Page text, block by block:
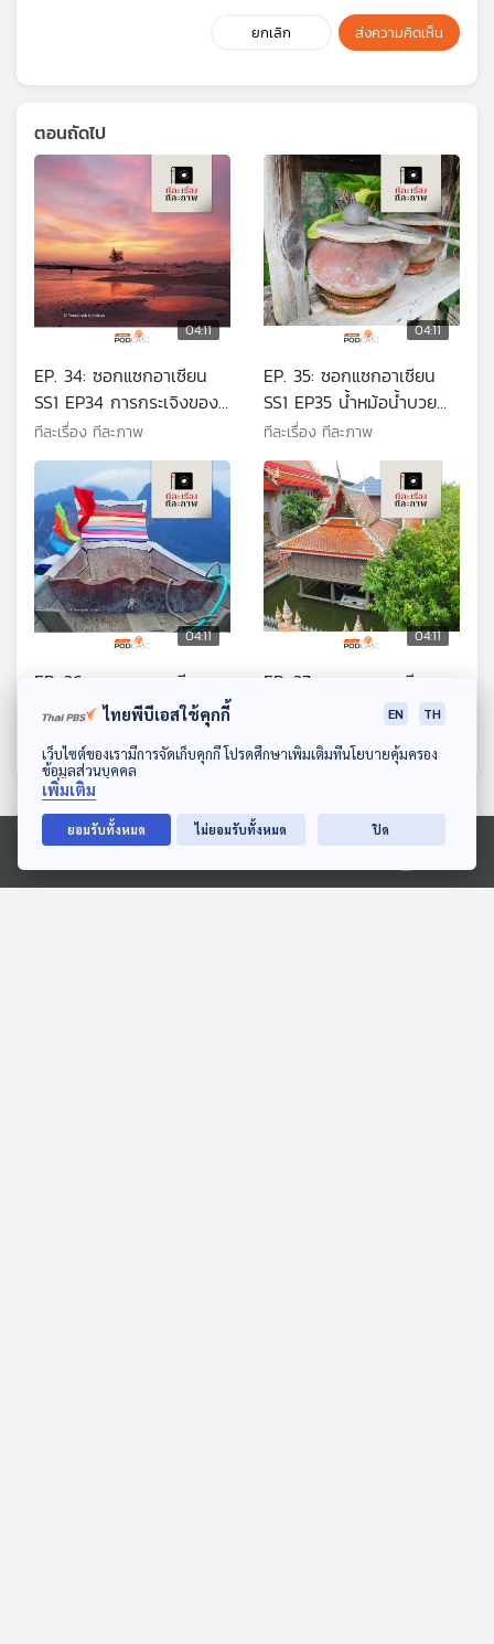
ดาวน์โหลด Thai PBS Podcast Application
Ⓒ 2020 องค์การกระจายเสียงและแพร่ภาพสาธารณะแห่งประเทศไทย
ยกเลิก ส่งความคิดเห็น
ตอนถัดไป
04:11
EP. 34: ซอกแซกอาเซียน
SS1 EP34 การกระเจิงของ
แสงที่กระบี่
ทีละเรื่อง ทีละภาพ
04:11
EP. 35: ซอกแซกอาเซียน
SS1 EP35 น้ำหม้อน้ำบวย
กุศโลบายจาวเหนือ
ทีละเรื่อง ทีละภาพ
04:11
EP. 36: ซอกแซกอาเซียน
SS1 EP36 แม่ย่านาง แม่ย่า
04:11
EP. 37: ซอกแซกอาเซียน
SS1 EP37 หอไตร ทำไมต้อง
ตอนที่เกี่ยวข้อง
ไทยพีบีเอสใช้คุกกี้ EN TH
เว็บไซต์ของเรามีการจัดเก็บคุกกี้ โปรดศึกษาเพิ่มเติมที่นโยบายคุ้มครอง
ข้อมูลส่วนบุคคล
เพิ่มเติม
ยอมรับทั้งหมด ไม่ยอมรับทั้งหมด ปิด